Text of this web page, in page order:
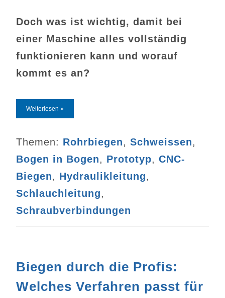
Doch was ist wichtig, damit bei
einer Maschine alles vollständig
funktionieren kann und worauf
kommt es an?
Weiterlesen »
Themen: Rohrbiegen,Schweissen,
Bogen in Bogen, Prototyp,CNC-
Biegen, Hydraulikleitung,
Schlauchleitung,
Schraubverbindungen
Biegen durch die Profis:
Welches Verfahren passt für